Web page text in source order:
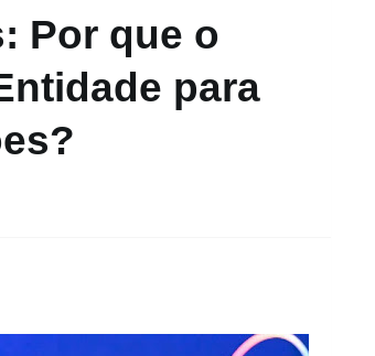
Por que o
para